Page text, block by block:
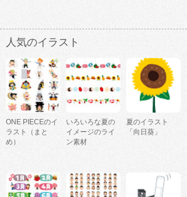
人気のイラスト
ONE PIECEのイ
ラスト（まと
め）
いろいろな夏の
イメージのライ
ン素材
夏のイラスト
「向日葵」